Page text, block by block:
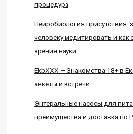
процедура
Нейробиология присутствия:
человеку медитировать и как
зрения науки
EkbXXX — Знакомства 18+ в
анкеты и встречи
Энтеральные насосы для
преимущества и доставка по